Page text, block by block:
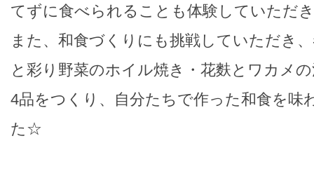
てずに食べられることも体験していただ
また、和食づくりにも挑戦していただき
と彩り野菜のホイル焼き・花麩とワカメ
4品をつくり、自分たちで作った和食を味
た☆